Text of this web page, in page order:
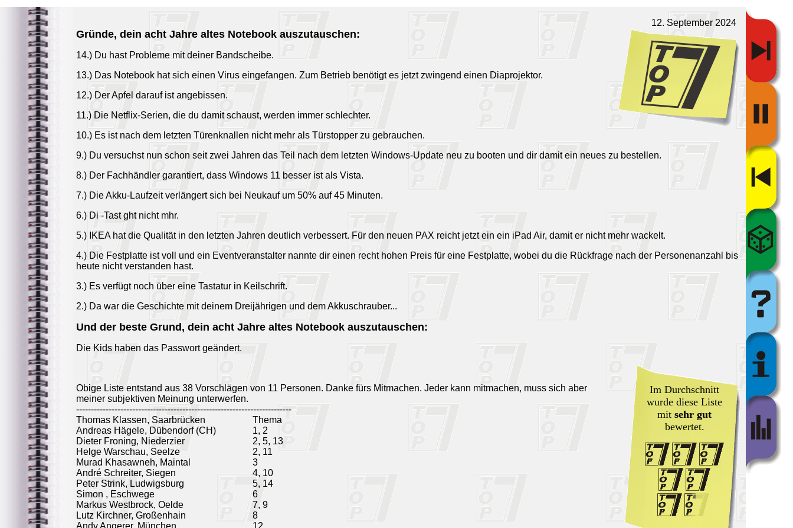
12. September 2024
Gründe, dein acht Jahre altes Notebook auszutauschen:
14.) Du hast Probleme mit deiner Bandscheibe.
13.) Das Notebook hat sich einen Virus eingefangen. Zum Betrieb benötigt es jetzt zwingend einen Diaprojektor.
12.) Der Apfel darauf ist angebissen.
11.) Die Netflix-Serien, die du damit schaust, werden immer schlechter.
10.) Es ist nach dem letzten Türenknallen nicht mehr als Türstopper zu gebrauchen.
9.) Du versuchst nun schon seit zwei Jahren das Teil nach dem letzten Windows-Update neu zu booten und dir damit ein neues zu bestellen.
8.) Der Fachhändler garantiert, dass Windows 11 besser ist als Vista.
7.) Die Akku-Laufzeit verlängert sich bei Neukauf um 50% auf 45 Minuten.
6.) Di -Tast ght nicht mhr.
5.) IKEA hat die Qualität in den letzten Jahren deutlich verbessert. Für den neuen PAX reicht jetzt ein ein iPad Air, damit er nicht mehr wackelt.
4.) Die Festplatte ist voll und ein Eventveranstalter nannte dir einen recht hohen Preis für eine Festplatte, wobei du die Rückfrage nach der Personenanzahl bis
heute nicht verstanden hast.
3.) Es verfügt noch über eine Tastatur in Keilschrift.
2.) Da war die Geschichte mit deinem Dreijährigen und dem Akkuschrauber...
Und der beste Grund, dein acht Jahre altes Notebook auszutauschen:
Die Kids haben das Passwort geändert.
Obige Liste entstand aus 38 Vorschlägen von 11 Personen. Danke fürs Mitmachen. Jeder kann mitmachen, muss sich aber
meiner subjektiven Meinung unterwerfen.
-------------------------------------------------------------------------
Thomas Klassen, Saarbrücken
Thema
Andreas Hägele, Dübendorf (CH)
1, 2
Dieter Froning, Niederzier
2, 5, 13
Helge Warschau, Seelze
2, 11
Murad Khasawneh, Maintal
3
André Schreiter, Siegen
4, 10
Peter Strink, Ludwigsburg
5, 14
Simon , Eschwege
6
Markus Westbrock, Oelde
7, 9
Lutz Kirchner, Großenhain
8
Andy Angerer, München
12
Im Durchschnitt
wurde diese Liste
mit sehr gut
bewertet.